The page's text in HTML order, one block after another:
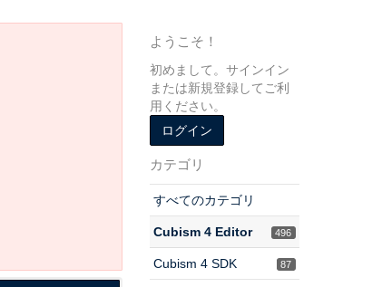
ようこそ！
初めまして。サインイン
または新規登録してご利
用ください。
ログイン
カテゴリ
すべてのカテゴリ
496
Cubism 4 Editor
87
Cubism 4 SDK